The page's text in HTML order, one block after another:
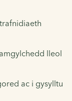
lleol
ac i gysylltu